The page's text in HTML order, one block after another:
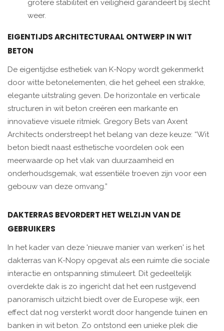
grotere stabiliteit en veiligheid garandeert bij slecht
weer.
EIGENTIJDS ARCHITECTURAAL ONTWERP IN WIT
BETON
De eigentijdse esthetiek van K-Nopy wordt gekenmerkt
door witte betonelementen, die het geheel een strakke,
elegante uitstraling geven. De horizontale en verticale
structuren in wit beton creëren een markante en
innovatieve visuele ritmiek. Gregory Bets van Axent
Architects onderstreept het belang van deze keuze: “Wit
beton biedt naast esthetische voordelen ook een
meerwaarde op het vlak van duurzaamheid en
onderhoudsgemak, wat essentiële troeven zijn voor een
gebouw van deze omvang.”
DAKTERRAS BEVORDERT HET WELZIJN VAN DE
GEBRUIKERS
In het kader van deze 'nieuwe manier van werken' is het
dakterras van K-Nopy opgevat als een ruimte die sociale
interactie en ontspanning stimuleert. Dit gedeeltelijk
overdekte dak is zo ingericht dat het een rustgevend
panoramisch uitzicht biedt over de Europese wijk, een
effect dat nog versterkt wordt door hangende tuinen en
banken in wit beton. Zo ontstond een unieke plek die